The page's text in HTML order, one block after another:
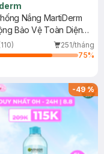
Nắng MartiDerm
Bảo Vệ Toàn Diện
251/tháng
75%
-49%